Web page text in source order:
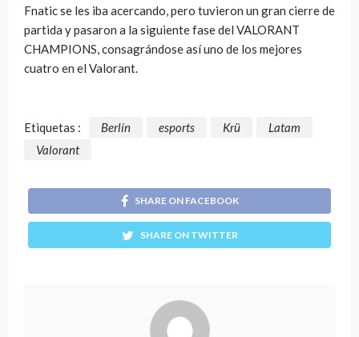
Fnatic se les iba acercando, pero tuvieron un gran cierre de
partida y pasaron a la siguiente fase del VALORANT
CHAMPIONS, consagrándose así uno de los mejores
cuatro en el Valorant.
Etiquetas : Berlín esports Krü
Latam
Valorant
SHARE ON FACEBOOK
SHARE ON TWITTER